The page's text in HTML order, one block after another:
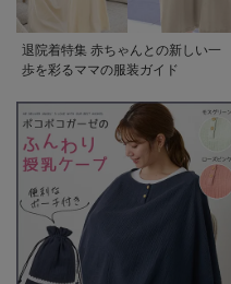
退院着特集 赤ちゃんとの新しい一
歩を彩るママの服装ガイド